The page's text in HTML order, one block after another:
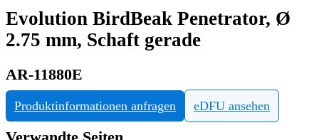
Evolution BirdBeak Penetrator, Ø
2.75 mm, Schaft gerade
AR-11880E
Produktinformationen anfragen eDFU ansehen